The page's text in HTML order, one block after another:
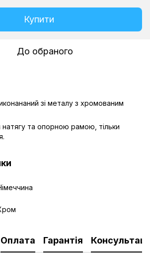
Купити
До обраного
зі металу з хромованим
та опорною рамою, тільки
Оплата Гарантія